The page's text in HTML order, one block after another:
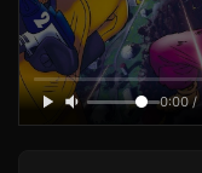
0:00 /